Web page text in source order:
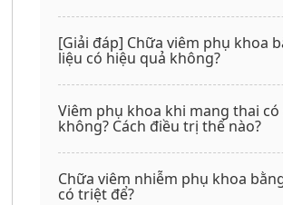
[Giải đáp] Chữa viêm phụ khoa
liệu có hiệu quả không?
Viêm phụ khoa khi mang thai có
không? Cách điều trị thế nào?
Chữa viêm nhiễm phụ khoa
có triệt để?